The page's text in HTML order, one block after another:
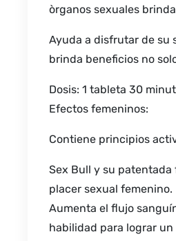
òrganos sexuales
Ayuda a disfrutar de su
brinda beneficios no
Dosis: 1 tableta 30
Efectos femeninos:
Contiene principios
Sex Bull y su patentada
placer sexual femenino.
Aumenta el flujo
habilidad para lograr un